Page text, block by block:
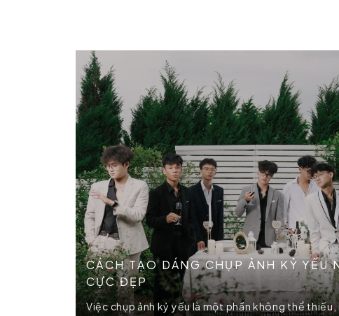
CÁCH TẠO DÁNG CHỤP ẢNH KỶ YẾU
CỰC ĐẸP
Việc chụp ảnh kỷ yếu là một phần không thể thiếu,